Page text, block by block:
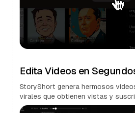
Edita Videos en
StoryShort genera hermosos
virales que obtienen vistas y